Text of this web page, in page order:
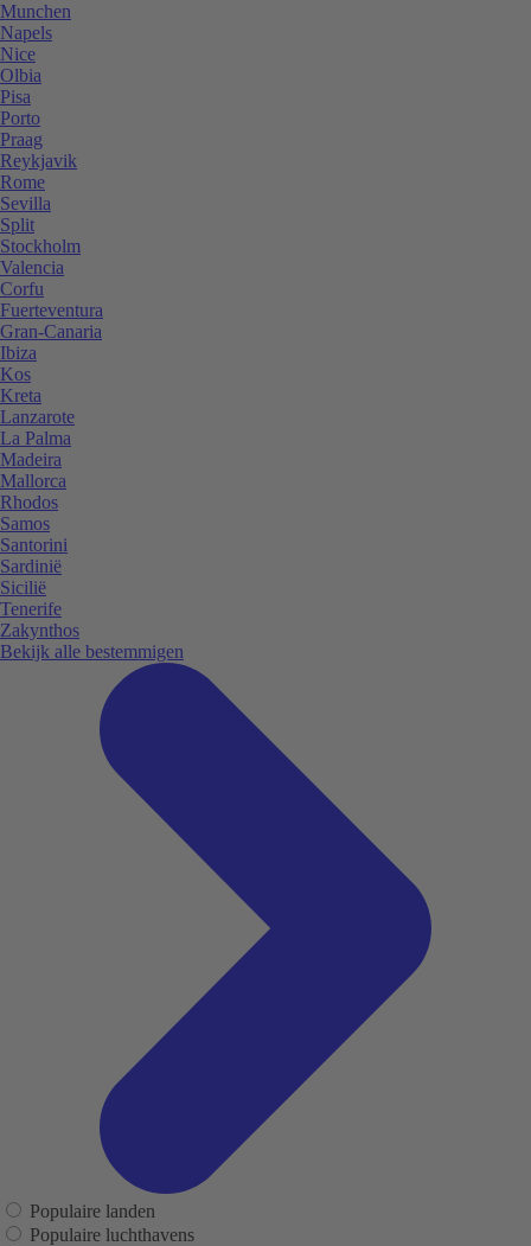
Munchen
Napels
Nice
Olbia
Pisa
Porto
Praag
Reykjavik
Rome
Sevilla
Split
Stockholm
Valencia
Corfu
Fuerteventura
Gran-Canaria
Ibiza
Kos
Kreta
Lanzarote
La Palma
Madeira
Mallorca
Rhodos
Samos
Santorini
Sardinië
Sicilië
Tenerife
Zakynthos
Bekijk alle bestemmigen
Populaire landen
Populaire luchthavens